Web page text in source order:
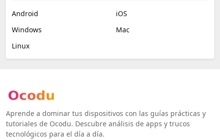
Android
iOS
Windows
Mac
Linux
Aprende a dominar tus dispositivos con las guías prácticas y
tutoriales de Ocodu. Descubre análisis de apps y trucos
tecnológicos para el día a día.